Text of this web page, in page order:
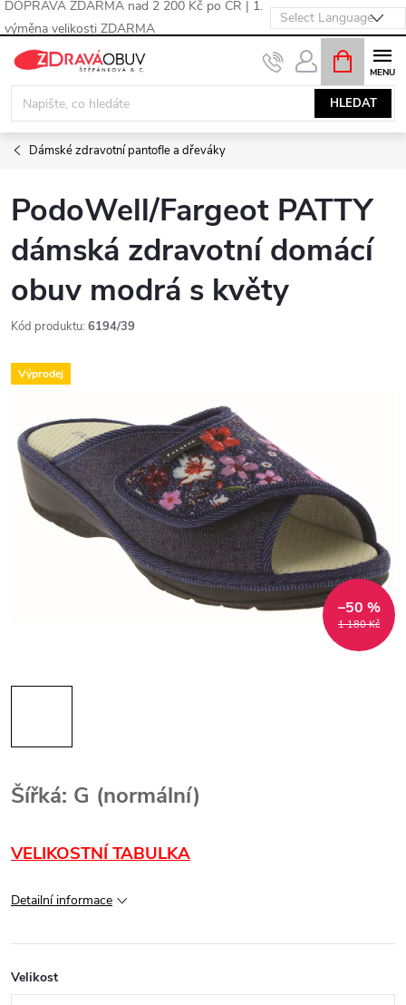
DOPRAVA ZDARMA nad 2 200 Kč po ČR | 1.
výměna velikosti ZDARMA
Přejít
obsah
HLEDAT
NÁKUPNÍ
KOŠÍK
Dámské zdravotní pantofle a dřeváky
PodoWell/Fargeot PATTY
dámská zdravotní domácí
obuv modrá s květy
Kód produktu: 6194/39
Výprodej
1 180 Kč
–50 %
Šířká: G (normální)
VELIKOSTNÍ TABULKA
Detailní informace
Velikost